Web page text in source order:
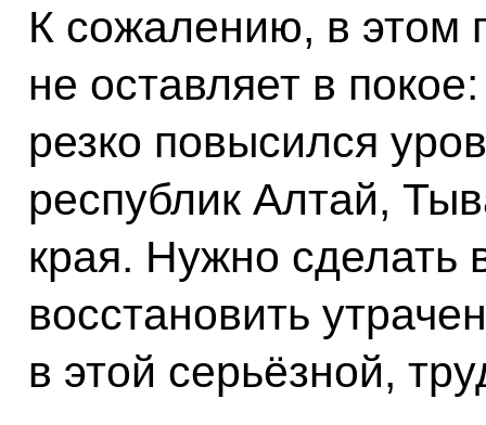
К сожалению, в этом
не оставляет в
резко повысился
республик Алтай,
края. Нужно сделать
восстановить
в этой серьёзной,